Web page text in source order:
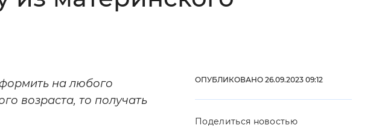
на любого
возраста, то получать
ОПУБЛИКОВАНО 26.09.2023 09:12
Поделиться новостью